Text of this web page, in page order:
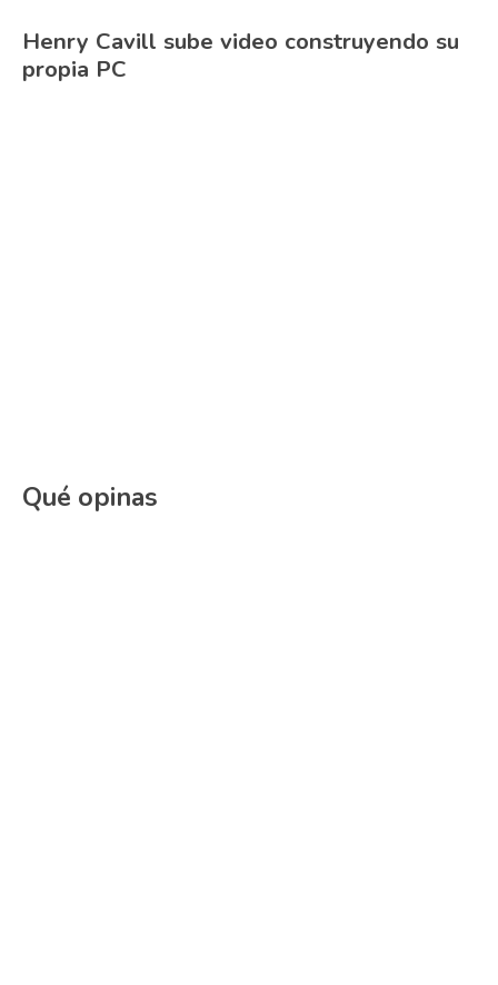
Henry Cavill sube video construyendo su
propia PC
Qué opinas